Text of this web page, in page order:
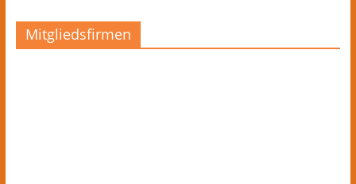
Mitgliedsfirmen